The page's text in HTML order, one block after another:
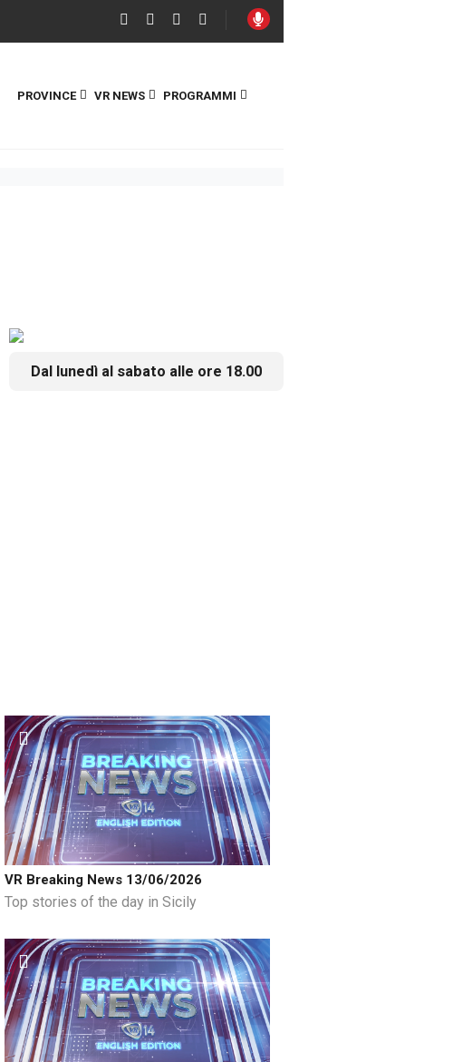
PROVINCE VR NEWS PROGRAMMI
Dal lunedì al sabato alle ore 18.00
VR Breaking News 13/06/2026
Top stories of the day in Sicily